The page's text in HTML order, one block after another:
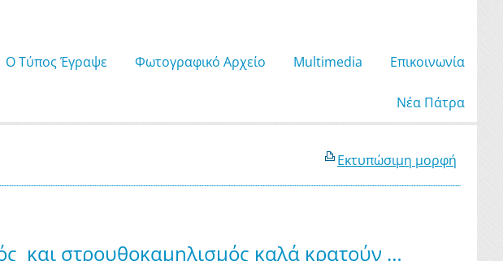
Ο Τύπος Έγραψε Φωτογραφικό Αρχείο Μultimedia Επικοινωνία
Νέα Πάτρα
Εκτυπώσιμη μορφή
και στρουθοκαμηλισμός καλά κρατούν …